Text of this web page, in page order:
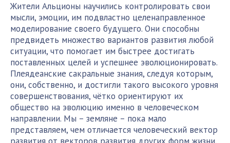
Жители Альционы научились контролировать свои
мысли, эмоции, им подвластно целенаправленное
моделирование своего будущего. Они способны
предвидеть множество вариантов развития любой
ситуации, что помогает им быстрее достигать
поставленных целей и успешнее эволюционировать.
Плеядеанские сакральные знания, следуя которым,
они, собственно, и достигли такого высокого уровня
совершенствования, чётко ориентируют их
общество на эволюцию именно в человеческом
направлении. Мы – земляне – пока мало
представляем, чем отличается человеческий вектор